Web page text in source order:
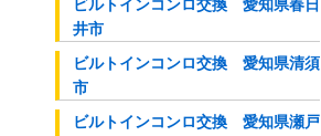
ビルトインコンロ交換 愛知県春日
井市
ビルトインコンロ交換 愛知県清須
市
ビルトインコンロ交換 愛知県瀬戸